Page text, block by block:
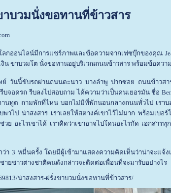
าบวมนั่งขอทานที่ข้าวสาร
กออนไลน์มีการแชร์ภาพและข้อความจากเฟซบุ๊กของคุณ
น ขาบวมโต นั่งขอทานอยู่บริเวณถนนข้าวสาร พร้อมข้อควา
ย์ วันนี้ขับรถผ่านถนนตะนาว บางลำพู ปากซอย ถนนข้าวส
บจอดรถ รีบลงไปสอบถาม ได้ความว่าเป็นคนเยอรมัน ชื่อ
นทูต ถามพักที่ไหน บอกไม่มีที่พักนอนกลางถนนทั่วไป เรา
าไป น่าสงสาร เราเลยให้สตางค์เขาไว้ไม่มาก พร้อมเบอร์
วย อะไรเขาได้ เราคิดว่าเขาอาจไปโดนอะไรกัด เอกสาร
า 3 หมื่นครั้ง โดยมีผู้เข้ามาแสดงความคิดเห็นว่าน่าจะแจ้ง
ายชาวต่างชาติคนดังกล่าวจะติดต่อเพื่อนที่จะมารับอย่างไร
น่าสงสาร-ฝรั่งขาบวมนั่งขอทานที่ข้าวสาร/